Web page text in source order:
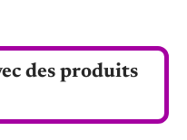
des produits